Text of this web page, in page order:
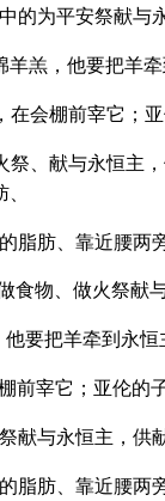
的为平安祭献与
羔，他要把羊牵
会棚前宰它；
祭、献与永恒主
脂肪、靠近腰两
食物、做火祭献与
要把羊牵到永恒
前宰它；亚伦的
献与永恒主，供
脂肪、靠近腰两